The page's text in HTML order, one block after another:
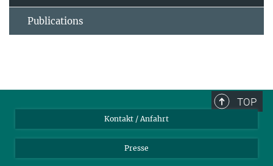
Publications
TOP
Kontakt / Anfahrt
Presse